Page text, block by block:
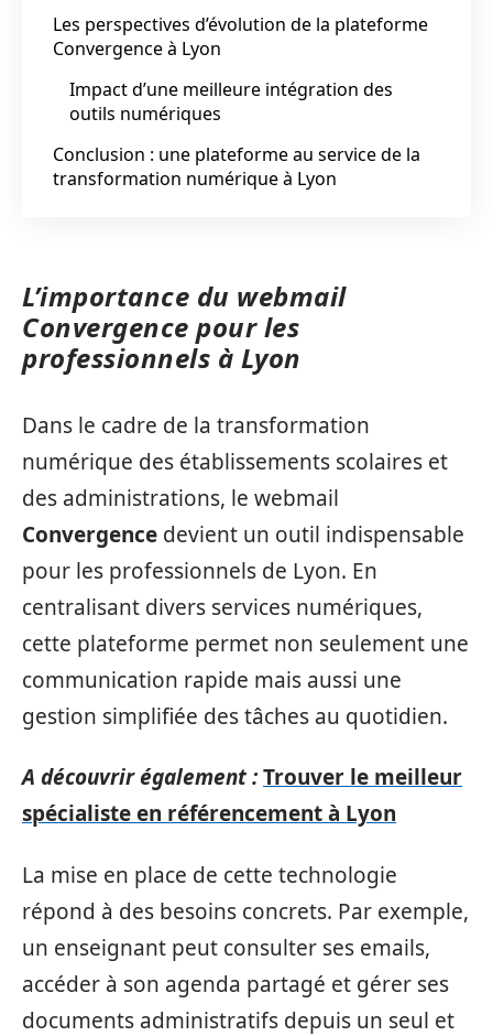
Les perspectives d’évolution de la plateforme
Convergence à Lyon
Impact d’une meilleure intégration des
outils numériques
Conclusion : une plateforme au service de la
transformation numérique à Lyon
L’importance du webmail
Convergence pour les
professionnels à Lyon
Dans le cadre de la transformation
numérique des établissements scolaires et
des administrations, le webmail
Convergence devient un outil indispensable
pour les professionnels de Lyon. En
centralisant divers services numériques,
cette plateforme permet non seulement une
communication rapide mais aussi une
gestion simplifiée des tâches au quotidien.
A découvrir également :Trouver le meilleur
spécialiste en référencement à Lyon
La mise en place de cette technologie
répond à des besoins concrets. Par exemple,
un enseignant peut consulter ses emails,
accéder à son agenda partagé et gérer ses
documents administratifs depuis un seul et